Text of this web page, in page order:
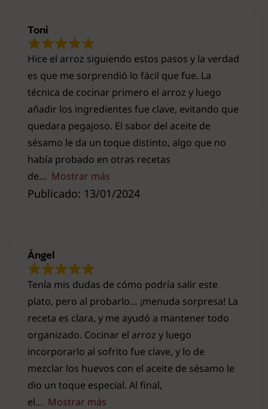
Publicado: 13/01/2024
Hice el arroz siguiendo estos pasos y la verdad
es que me sorprendió lo fácil que fue. La
técnica de cocinar primero el arroz y luego
añadir los ingredientes fue clave, evitando que
quedara pegajoso. El sabor del aceite de
sésamo le da un toque distinto, algo que no
había probado en otras recetas
de
Mostrar más
Toni
Tenía mis dudas de cómo podría salir este
plato, pero al probarlo… ¡menuda sorpresa! La
receta es clara, y me ayudó a mantener todo
organizado. Cocinar el arroz y luego
incorporarlo al sofrito fue clave, y lo de
mezclar los huevos con el aceite de sésamo le
dio un toque especial. Al final,
el
Mostrar más
Ángel